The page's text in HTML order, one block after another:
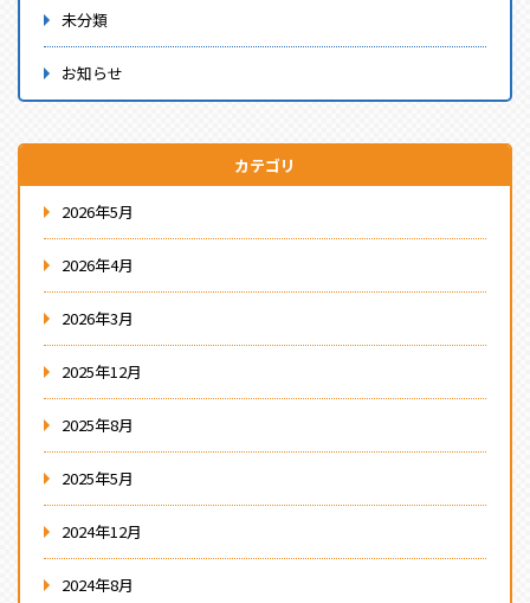
未分類
お知らせ
カテゴリ
2026年5月
2026年4月
2026年3月
2025年12月
2025年8月
2025年5月
2024年12月
2024年8月